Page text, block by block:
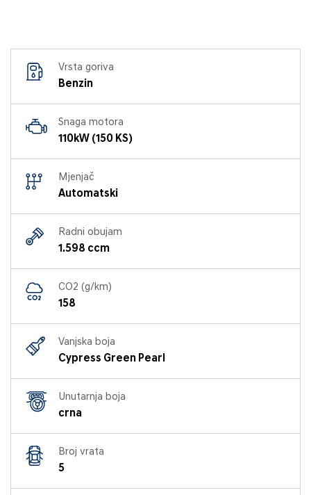
Vrsta goriva
Benzin
Snaga motora
110kW (150 KS)
Mjenjač
Automatski
Radni obujam
1.598 ccm
CO2 (g/km)
158
Vanjska boja
Cypress Green Pearl
Unutarnja boja
crna
Broj vrata
5